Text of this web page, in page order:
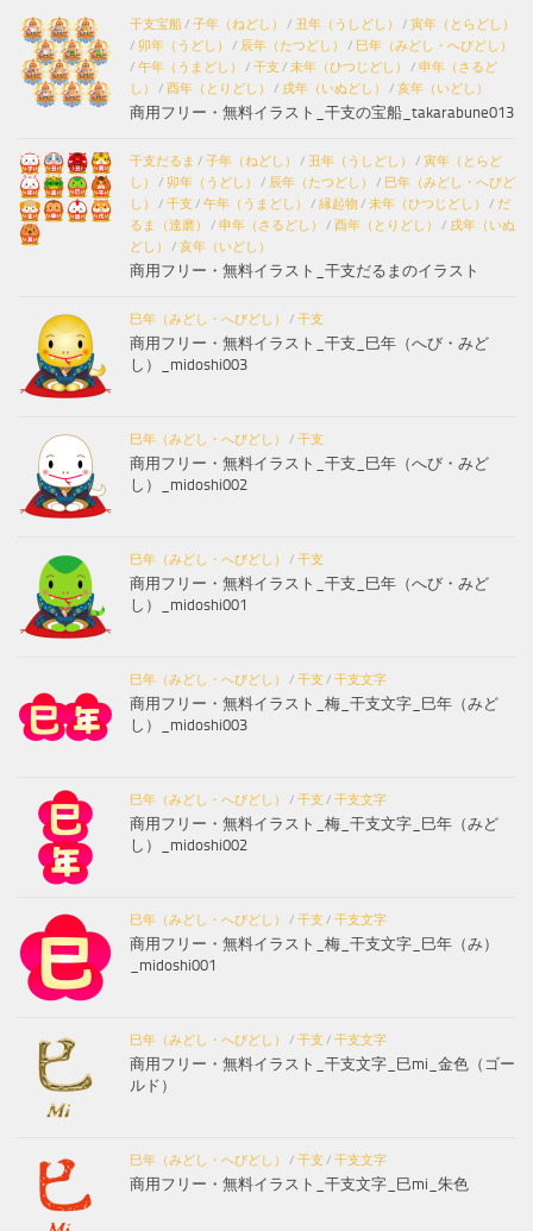
干支宝船/ 子年（ねどし） / 丑年（うしどし） / 寅年（とらどし）
/ 卯年（うどし） / 辰年（たつどし） / 巳年（みどし・へびどし）
/ 午年（うまどし） / 干支 / 未年（ひつじどし） / 申年（さるど
し）
/ 酉年（とりどし） / 戌年（いぬどし） / 亥年（いどし）
商用フリー・無料イラスト_干支の宝船_takarabune013
干支だるま / 子年（ねどし） / 丑年（うしどし） / 寅年（とらど
し）
/ 卯年（うどし） / 辰年（たつどし） / 巳年（みどし・へびど
し）
/ 干支 / 午年（うまどし） / 縁起物/ 未年（ひつじどし） / だ
るま（達磨）
/ 申年（さるどし） / 酉年（とりどし） / 戌年（いぬ
どし）
/ 亥年（いどし）
商用フリー・無料イラスト_干支だるまのイラスト
巳年（みどし・へびどし） / 干支
商用フリー・無料イラスト_干支_巳年（へび・みど
し）_midoshi003
巳年（みどし・へびどし） / 干支
商用フリー・無料イラスト_干支_巳年（へび・みど
し）_midoshi002
巳年（みどし・へびどし） / 干支
商用フリー・無料イラスト_干支_巳年（へび・みど
し）_midoshi001
巳年（みどし・へびどし） / 干支 / 干支文字
商用フリー・無料イラスト_梅_干支文字_巳年（みど
し）_midoshi003
巳年（みどし・へびどし） / 干支 / 干支文字
商用フリー・無料イラスト_梅_干支文字_巳年（みど
し）_midoshi002
巳年（みどし・へびどし） / 干支 / 干支文字
商用フリー・無料イラスト_梅_干支文字_巳年（み）
_midoshi001
巳年（みどし・へびどし） / 干支 / 干支文字
商用フリー・無料イラスト_干支文字_巳mi_金色（ゴー
ルド）
巳年（みどし・へびどし） / 干支 / 干支文字
商用フリー・無料イラスト_干支文字_巳mi_朱色